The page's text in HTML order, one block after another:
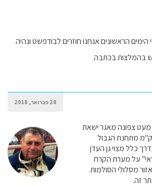
הראשונים אנחנו חוזרים לבודפשט ונהיה
בהמלצות בכתבה
28 פברואר, 2018
צפונה מאגר ישאת
הגבול הסלובקי וכ100 ק"מ מתחנת הגבול
כלל מצוי גן העדן
על מערת הקרח
מסלולי הסולמות.
זה.